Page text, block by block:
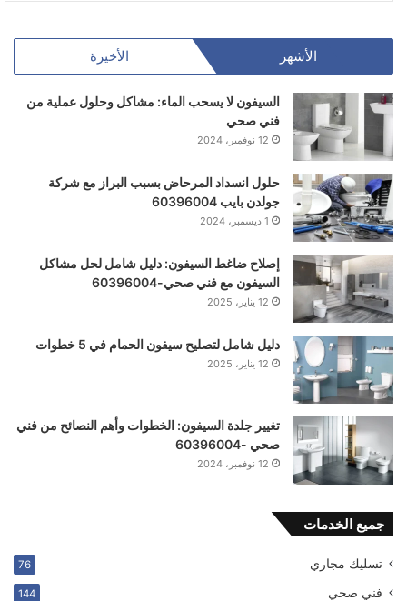
الأشهر الأخيرة
السيفون لا يسحب الماء: مشاكل وحلول عملية من
فني صحي
12 نوفمبر، 2024
حلول انسداد المرحاض بسبب البراز مع شركة
جولدن بايب 60396004
1 ديسمبر، 2024
إصلاح ضاغط السيفون: دليل شامل لحل مشاكل
السيفون مع فني صحي-60396004
12 يناير، 2025
دليل شامل لتصليح سيفون الحمام في 5 خطوات
12 يناير، 2025
تغيير جلدة السيفون: الخطوات وأهم النصائح من فني
صحي -60396004
12 نوفمبر، 2024
جميع الخدمات
تسليك مجاري 76
فني صحي 144